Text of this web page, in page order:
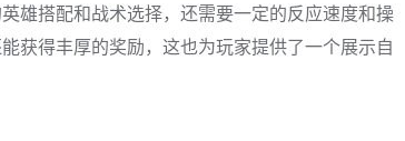
雄搭配和战术选择，还需要一定的反应速度和操
获得丰厚的奖励，这也为玩家提供了一个展示自